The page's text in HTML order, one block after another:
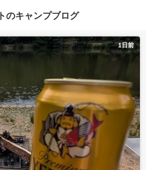
のキャンプブログ
1日前